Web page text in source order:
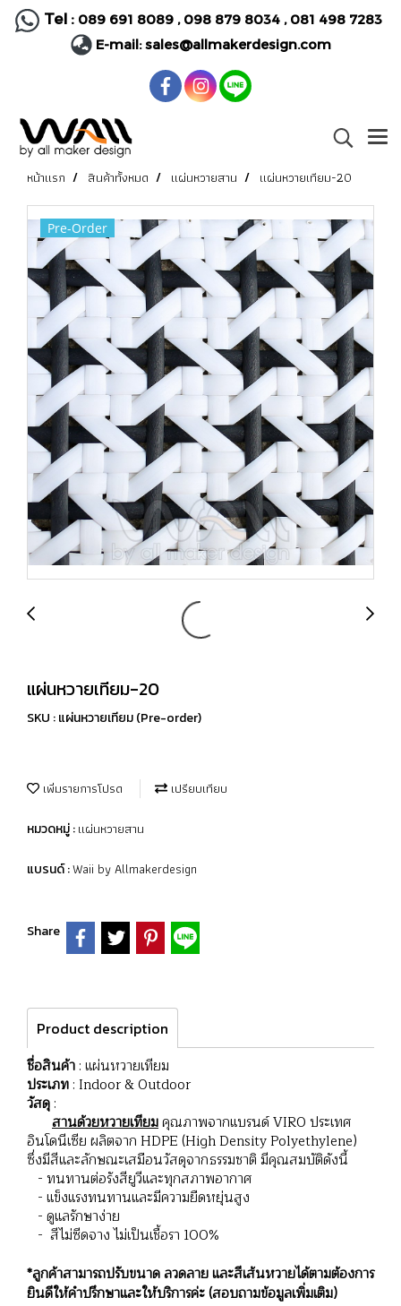
Tel : 089 691 8089, 098 879 8034 , 081 498 7283
E-mail:sales@allmakerdesign.com
หน้าแรก สินค้าทั้งหมด แผ่นหวายสาน แผ่นหวายเทียม-20
Pre-Order
แผ่นหวายเทียม-20
SKU : แผ่นหวายเทียม (Pre-order)
เพิ่มรายการโปรด เปรียบเทียบ
หมวดหมู่ :แผ่นหวายสาน
แบรนด์ :Waii by Allmakerdesign
Share
Product description
ชื่อสินค้า : แผ่นหวายเทียม
ประเภท : Indoor & Outdoor
วัสดุ :
สานด้วยหวายเทียมคุณภาพจากแบรนด์ VIRO ประเทศ
อินโดนีเซีย ผลิตจาก HDPE (High Density Polyethylene)
ซึ่งมีสีและลักษณะเสมือนวัสดุจากธรรมชาติ มีคุณสมบัติดังนี้
- ทนทานต่อรังสียูวีและทุกสภาพอากาศ
- แข็งแรงทนทานและมีความยืดหยุ่นสูง
- ดูแลรักษาง่าย
- สีไม่ซีดจาง ไม่เป็นเชื้อรา 100%
*ลูกค้าสามารถปรับขนาด ลวดลาย และสีเส้นหวายได้ตามต้องการ
ยินดีให้คำปรึกษาและให้บริการค่ะ (สอบถามข้อมูลเพิ่มเติม)